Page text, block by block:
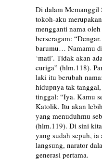
Di dalam Memanggil
tokoh-aku
mengganti nama
berseragam:
barumu… Namamu
‘mati’. Tidak akan
curiga” (hlm.118).
laki itu berubah
hidupnya tak
tinggal: “Iya. Kamu
Katolik. Itu akan
yang menuduhmu
(hlm.119). Di sini
yang sudah sepuh,
langsung, narator
generasi pertama.